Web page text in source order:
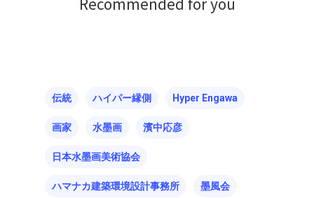
伝統 ハイパー縁側 Hyper Engawa
画家 水墨画 濱中応彦
日本水墨画美術協会
ハマナカ建築環境設計事務所 墨風会